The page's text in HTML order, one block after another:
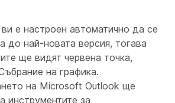
е настроен автоматично да се
до най-новата версия, тогава
ще видят червена точка,
на графика.
на Microsoft Outlook ще
инструментите за